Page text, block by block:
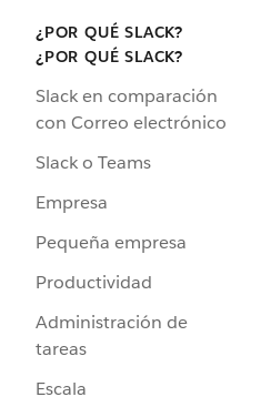
¿POR QUÉ SLACK?
¿POR QUÉ SLACK?
Slack en comparación
con Correo electrónico
Slack o Teams
Empresa
Pequeña empresa
Productividad
Administración de
tareas
Escala